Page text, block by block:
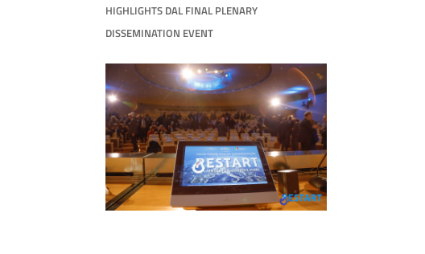
HIGHLIGHTS DAL FINAL PLENARY
DISSEMINATION EVENT